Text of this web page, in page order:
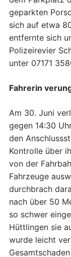
geparkten
sich auf etwa
entfernte sich
Polizeirevier
unter 07171
Fahrerin
Am 30. Juni
gegen 14:30
den
Kontrolle über
von der
Fahrzeuge
durchbrach
nach über 50
so schwer
Hüttlingen sie
wurde leicht